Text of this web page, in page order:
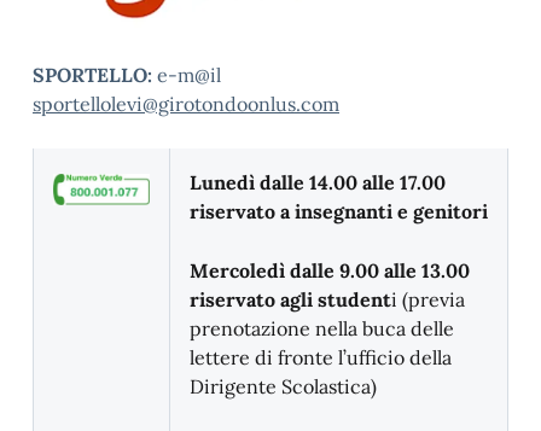
SPORTELLO: e-m@il
sportellolevi@girotondoonlus.com
Lunedì dalle 14.00 alle 17.00
riservato a insegnanti e genitori
Mercoledì dalle 9.00 alle 13.00
riservato agli studenti (previa
prenotazione nella buca delle
lettere di fronte l’ufficio della
Dirigente Scolastica)